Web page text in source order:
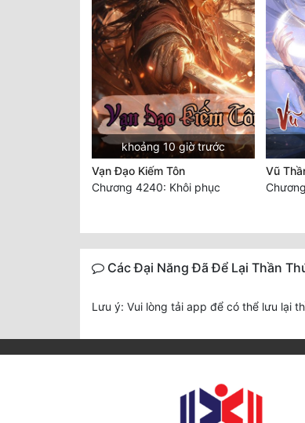
khoảng 10 giờ trước
Vạn Đạo Kiếm Tôn
Chương 4240: Khôi phục
Vũ
Các Đại Năng Đã Để Lại Thần
Lưu ý: Vui lòng tải app để có thể lưu lại